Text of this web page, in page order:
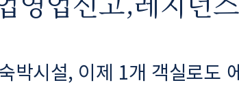
박시설, 이제 1개 객실로도